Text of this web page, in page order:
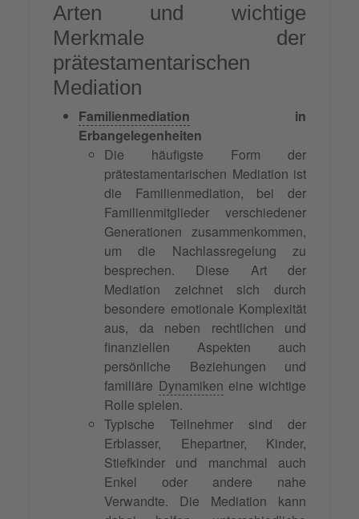
Arten und wichtige
Merkmale der
prätestamentarischen
Mediation
Familienmediation in
Erbangelegenheiten
Die häufigste Form der
prätestamentarischen Mediation ist
die Familienmediation, bei der
Familienmitglieder verschiedener
Generationen zusammenkommen,
um die Nachlassregelung zu
besprechen. Diese Art der
Mediation zeichnet sich durch
besondere emotionale Komplexität
aus, da neben rechtlichen und
finanziellen Aspekten auch
persönliche Beziehungen und
familiäre Dynamiken eine wichtige
Rolle spielen.
Typische Teilnehmer sind der
Erblasser, Ehepartner, Kinder,
Stiefkinder und manchmal auch
Enkel oder andere nahe
Verwandte. Die Mediation kann